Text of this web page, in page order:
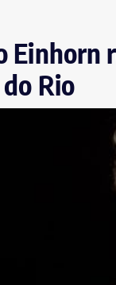
Einhorn
do Rio